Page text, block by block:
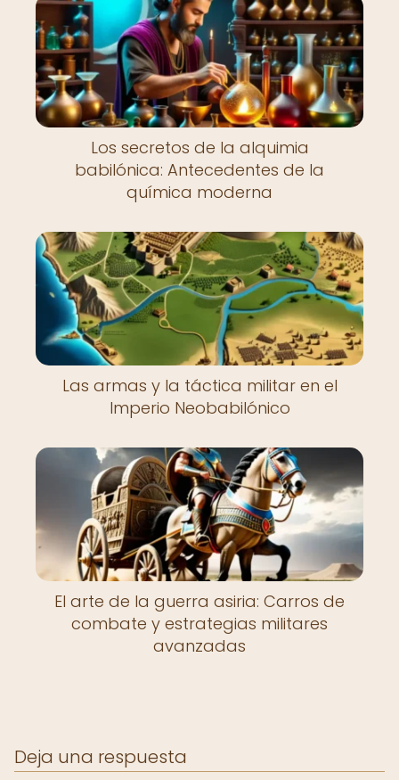
Los secretos de la alquimia
babilónica: Antecedentes de la
química moderna
Las armas y la táctica militar en el
Imperio Neobabilónico
El arte de la guerra asiria: Carros de
combate y estrategias militares
avanzadas
Deja una respuesta